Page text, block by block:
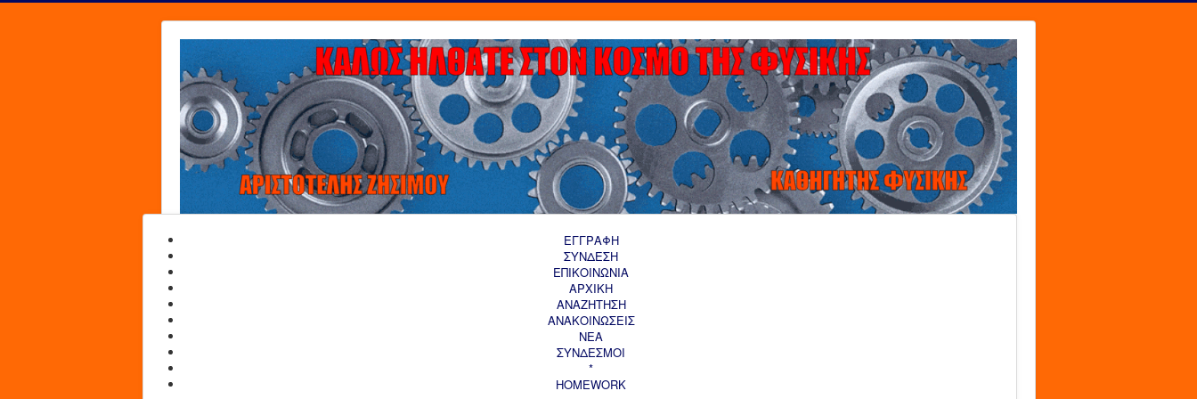
ΕΓΓΡΑΦΗ
ΣΥΝΔΕΣΗ
ΕΠΙΚΟΙΝΩΝΙΑ
ΑΡΧΙΚΗ
AΝΑΖΗΤΗΣΗ
ΑΝΑΚΟΙΝΩΣΕΙΣ
ΝΕΑ
ΣΥΝΔΕΣΜΟΙ
*
HOMEWORK